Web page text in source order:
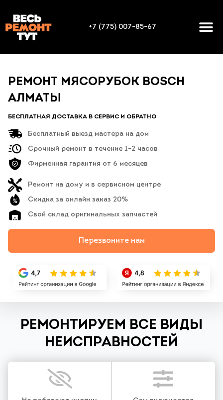
+7 (775) 007-85-67
РЕМОНТ МЯСОРУБОК BOSCH
АЛМАТЫ
БЕСПЛАТНАЯ ДОСТАВКА В СЕРВИС И ОБРАТНО
Бесплатный выезд мастера на дом
Срочный ремонт в течение 1-2 часов
Фирменная гарантия от 6 месяцев
Ремонт на дому и в сервисном центре
Скидка за онлайн заказ 20%
Свой склад оригинальных запчастей
Перезвоните нам
РЕМОНТИРУЕМ ВСЕ ВИДЫ
НЕИСПРАВНОСТЕЙ